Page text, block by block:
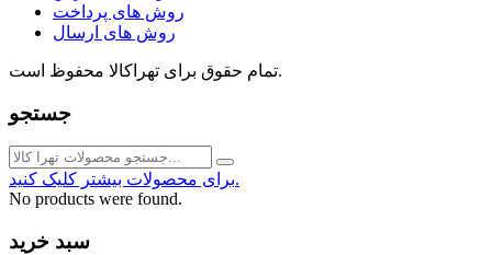
روش های پرداخت
روش های ارسال
تمام حقوق برای تهراکالا محفوظ است.
جستجو
برای محصولات بیشتر کلیک کنید.
No products were found.
سبد خرید